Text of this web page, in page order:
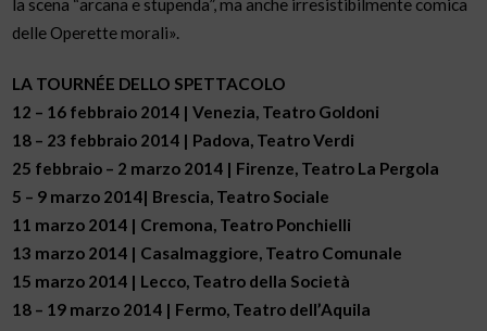
la scena “arcana e stupenda”, ma anche irresistibilmente comica
delle Operette morali».
LA TOURNÉE DELLO SPETTACOLO
12 – 16 febbraio 2014 | Venezia, Teatro Goldoni
18 – 23 febbraio 2014 | Padova, Teatro Verdi
25 febbraio – 2 marzo 2014 | Firenze, Teatro La Pergola
5 – 9 marzo 2014| Brescia, Teatro Sociale
11 marzo 2014 | Cremona, Teatro Ponchielli
13 marzo 2014 | Casalmaggiore, Teatro Comunale
15 marzo 2014 | Lecco, Teatro della Società
18 – 19 marzo 2014 | Fermo, Teatro dell’Aquila